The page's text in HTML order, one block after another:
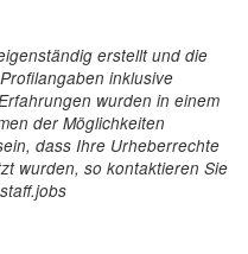
erstellt und die
inklusive
wurden in einem
der Möglichkeiten
dass Ihre Urheberrechte
wurden, so kontaktieren Sie